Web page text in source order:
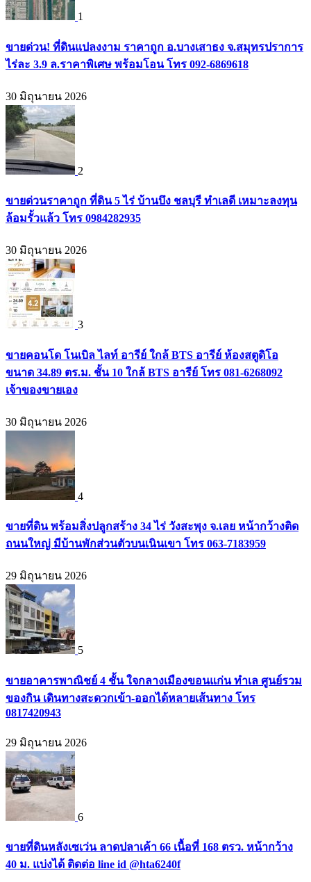
1
ขายด่วน! ที่ดินแปลงงาม ราคาถูก อ.บางเสาธง จ.สมุทรปราการ
ไร่ละ 3.9 ล.ราคาพิเศษ พร้อมโอน โทร 092-6869618
30 มิถุนายน 2026
2
ขายด่วนราคาถูก ที่ดิน 5 ไร่ บ้านบึง ชลบุรี ทำเลดี เหมาะลงทุน
ล้อมรั้วแล้ว โทร 0984282935
30 มิถุนายน 2026
3
ขายคอนโด โนเบิล ไลท์ อารีย์ ใกล้ BTS อารีย์ ห้องสตูดิโอ
ขนาด 34.89 ตร.ม. ชั้น 10 ใกล้ BTS อารีย์ โทร 081-6268092
เจ้าของขายเอง
30 มิถุนายน 2026
4
ขายที่ดิน พร้อมสิ่งปลูกสร้าง 34 ไร่ วังสะพุง จ.เลย หน้ากว้างติด
ถนนใหญ่ มีบ้านพักส่วนตัวบนเนินเขา โทร 063-7183959
29 มิถุนายน 2026
5
ขายอาคารพาณิชย์ 4 ชั้น ใจกลางเมืองขอนแก่น ทำเล ศูนย์รวม
ของกิน เดินทางสะดวกเข้า-ออกได้หลายเส้นทาง โทร
0817420943
29 มิถุนายน 2026
6
ขายที่ดินหลังเซเว่น ลาดปลาเค้า 66 เนื้อที่ 168 ตรว. หน้ากว้าง
40 ม. แบ่งได้ ติดต่อ line id @hta6240f